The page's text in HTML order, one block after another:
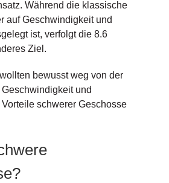
Während die klassische
auf Geschwindigkeit und
ist, verfolgt die 8.6
Ziel.
bewusst weg von der
und
schwerer Geschosse